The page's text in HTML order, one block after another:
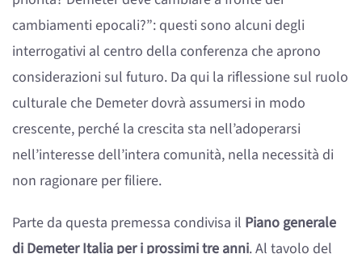
cambiamenti epocali?”: questi sono alcuni degli
interrogativi al centro della conferenza che aprono
considerazioni sul futuro. Da qui la riflessione sul ruolo
culturale che Demeter dovrà assumersi in modo
crescente, perché la crescita sta nell’adoperarsi
nell’interesse dell’intera comunità, nella necessità di
non ragionare per filiere.
Parte da questa premessa condivisa il Piano generale
di Demeter Italia per i prossimi tre anni. Al tavolo del